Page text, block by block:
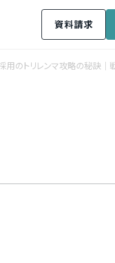
資料請求
採用のトリレンマ攻略の秘訣